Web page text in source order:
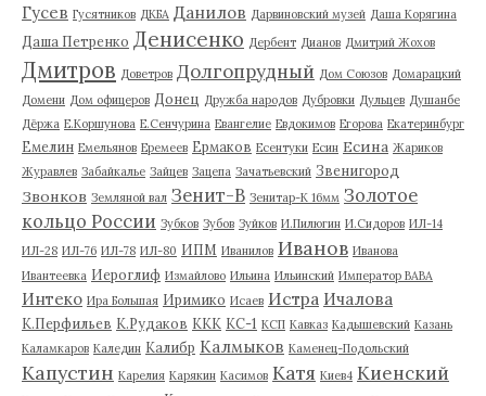
Гусев Гусятников ДКБА Данилов Дарвиновский музей Даша Корягина
Даша Петренко Денисенко Дербент Дианов Дмитрий Жохов
Дмитров Доветров Долгопрудный Дом Союзов Домарацкий
Домени Дом офицеров Донец Дружба народов Дубровки Дульцев Душанбе
Дёржа Е.Коршунова Е.Сенчурина Евангелие Евдокимов Егорова Екатеринбург
Емелин Емельянов Еремеев Ермаков Есентуки Есин Есина Жариков
Журавлев Забайкалье Зайцев Зацепа Зачатьевский Звенигород
Звонков Земляной вал Зенит-В Зенитар-К 16мм Золотое
кольцо России Зубков Зубов Зуйков И.Пилюгин И.Сидоров ИЛ-14
ИЛ-28 ИЛ-76 ИЛ-78 ИЛ-80 ИПМ Иванилов Иванов Иванова
Ивантеевка Иероглиф Измайлово Ильина Ильинский Император ВАВА
Интеко Ира Большая Иримико Исаев Истра Ичалова
К.Перфильев К.Рудаков ККК КС-1 КСП Кавказ Кадышевский Казань
Каламкаров Каледин Калибр Калмыков Каменец-Подольский
Капустин Карелия Карякин Касимов Катя Киев4 Киенский